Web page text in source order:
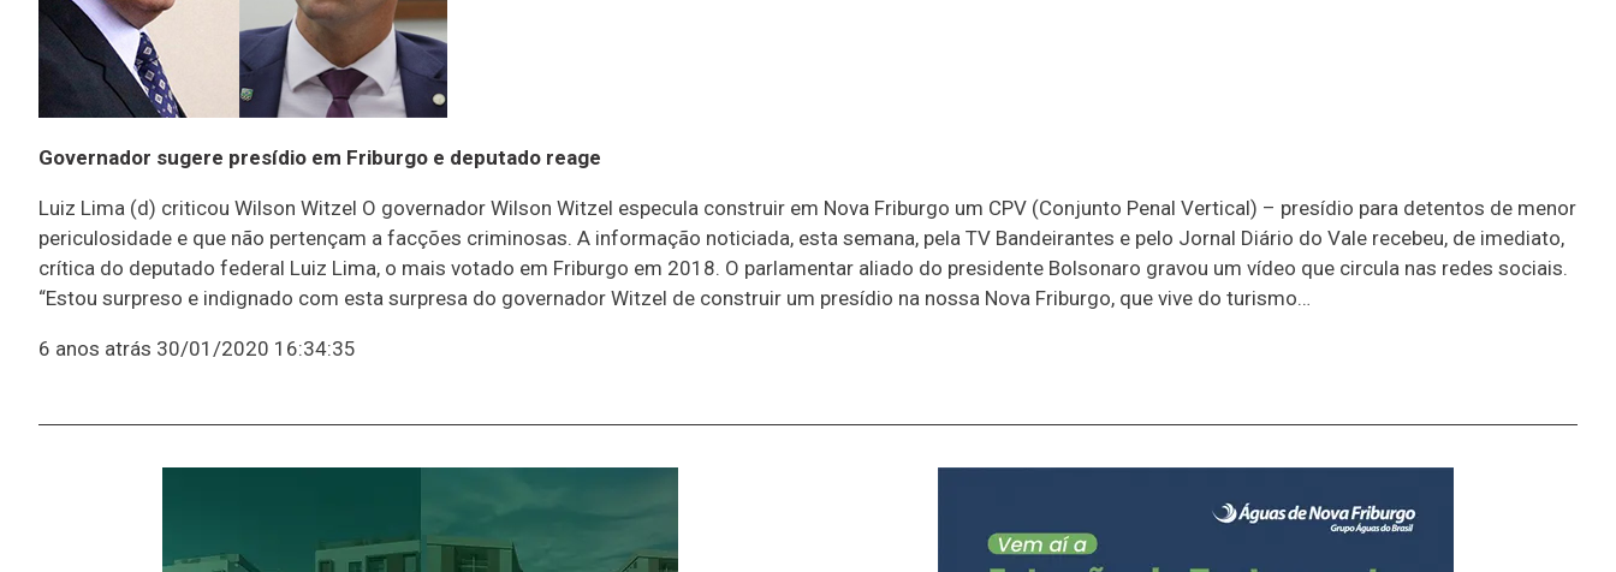
Governador sugere presídio em Friburgo e deputado reage
Luiz Lima (d) criticou Wilson Witzel O governador Wilson Witzel especula construir em Nova Friburgo um CPV (Conjunto Penal Vertical) – presídio para detentos de menor
periculosidade e que não pertençam a facções criminosas. A informação noticiada, esta semana, pela TV Bandeirantes e pelo Jornal Diário do Vale recebeu, de imediato,
crítica do deputado federal Luiz Lima, o mais votado em Friburgo em 2018. O parlamentar aliado do presidente Bolsonaro gravou um vídeo que circula nas redes sociais.
“Estou surpreso e indignado com esta surpresa do governador Witzel de construir um presídio na nossa Nova Friburgo, que vive do turismo…
6 anos atrás 30/01/2020 16:34:35